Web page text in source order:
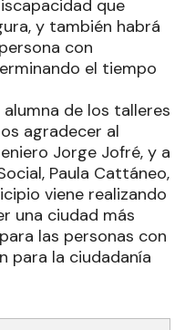
que
y también habrá
con
el tiempo
alumna de los talleres
agradecer al
Jorge Jofré, y a
Paula Cattáneo,
viene realizando
una ciudad más
las personas con
para la ciudadanía